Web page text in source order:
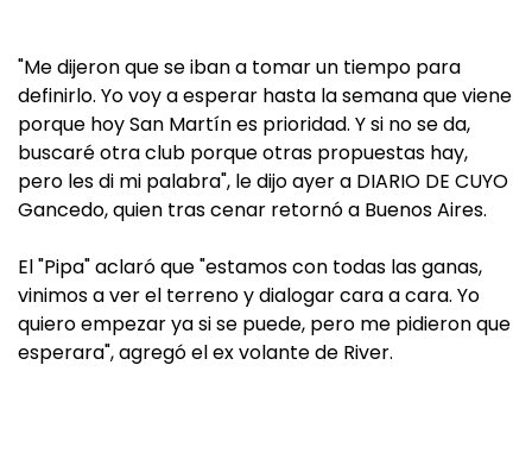
"Me dijeron que se iban a tomar un tiempo para
definirlo. Yo voy a esperar hasta la semana que viene
porque hoy San Martín es prioridad. Y si no se da,
buscaré otra club porque otras propuestas hay,
pero les di mi palabra", le dijo ayer a DIARIO DE CUYO
Gancedo, quien tras cenar retornó a Buenos Aires.
El "Pipa" aclaró que "estamos con todas las ganas,
vinimos a ver el terreno y dialogar cara a cara. Yo
quiero empezar ya si se puede, pero me pidieron que
esperara", agregó el ex volante de River.